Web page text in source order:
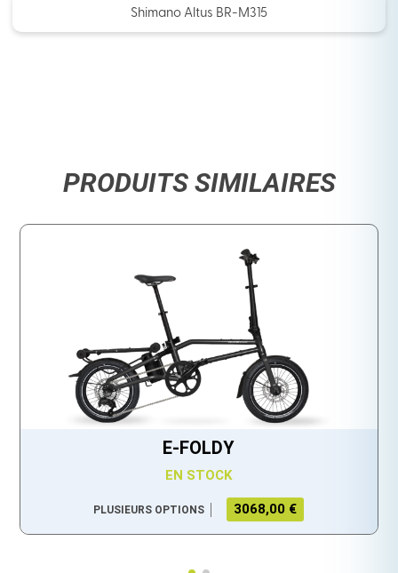
Shimano Altus BR-M315
PRODUITS SIMILAIRES
E-FOLDY
EN STOCK
PLUSIEURS OPTIONS 3068,00 €